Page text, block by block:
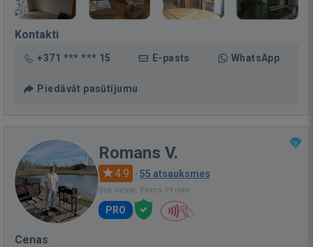
Kontakti
+371 *** *** 15 E-pasts WhatsApp
Piedāvāt pasūtījumu
Romans V.
4.9 · 55 atsauksmes
Bija vietnē: Pirms 19 min.
PRO
Cenas